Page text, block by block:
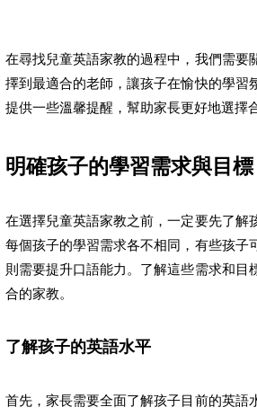
在尋找兒童英語家教的過程中，我們需要
擇到最適合的老師，讓孩子在愉快的學習
提供一些溫馨提醒，幫助家長更好地選擇
明確孩子的學習需求與目標
在選擇兒童英語家教之前，一定要先了解
每個孩子的學習需求各不相同，有些孩子
則需要提升口語能力。了解這些需求和目
合的家教。
了解孩子的英語水平
首先，家長需要全面了解孩子目前的英語